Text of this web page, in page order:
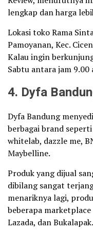
lengkap dan harga
Lokasi toko Rama
Pamoyanan, Kec.
Kalau ingin
Sabtu antara jam 9.00
4. Dyfa
Dyfa Bandung
berbagai brand
whitelab, dazzle me,
Maybelline.
Produk yang dijual
dibilang sangat
menariknya lagi,
beberapa
Lazada, dan Bukalapak.